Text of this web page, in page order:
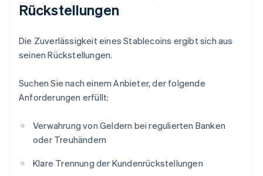
Rückstellungen
Die Zuverlässigkeit eines Stablecoins ergibt sich aus
seinen Rückstellungen.
Suchen Sie nach einem Anbieter, der folgende
Anforderungen erfüllt:
Verwahrung von Geldern bei regulierten Banken
oder Treuhändern
Klare Trennung der Kundenrückstellungen